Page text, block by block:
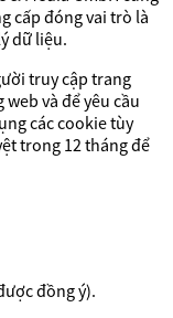
cấp đóng vai trò là
dữ liệu.
truy cập trang
và để yêu cầu
các cookie tùy
trong 12 tháng để
đồng ý).